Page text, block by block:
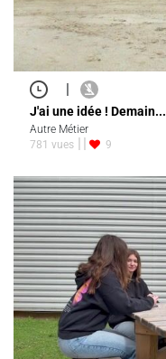
|
J'ai une idée ! Demain...
Autre Métier
781 vues
9